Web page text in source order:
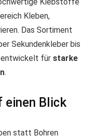
Kleben,
Das Sortiment
Sekundenkleber bis
entwickelt für starke
.
einen Blick
statt Bohren